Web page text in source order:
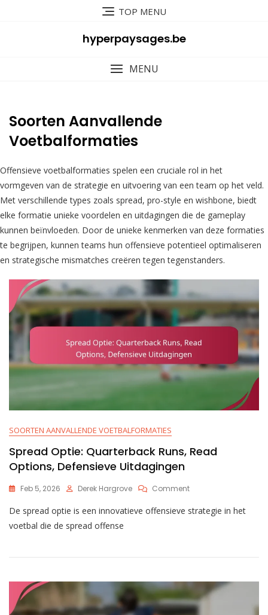
TOP MENU
hyperpaysages.be
MENU
Soorten Aanvallende
Voetbalformaties
Offensieve voetbalformaties spelen een cruciale rol in het
vormgeven van de strategie en uitvoering van een team op het veld.
Met verschillende types zoals spread, pro-style en wishbone, biedt
elke formatie unieke voordelen en uitdagingen die de gameplay
kunnen beïnvloeden. Door de unieke kenmerken van deze formaties
te begrijpen, kunnen teams hun offensieve potentieel optimaliseren
en strategische mismatches creëren tegen tegenstanders.
SOORTEN AANVALLENDE VOETBALFORMATIES
Spread Optie: Quarterback Runs, Read
Options, Defensieve Uitdagingen
Feb 5, 2026 Derek Hargrove CommentOn
Optie:
Options,
De spread optie is een innovatieve offensieve strategie in het
voetbal die de spread offense